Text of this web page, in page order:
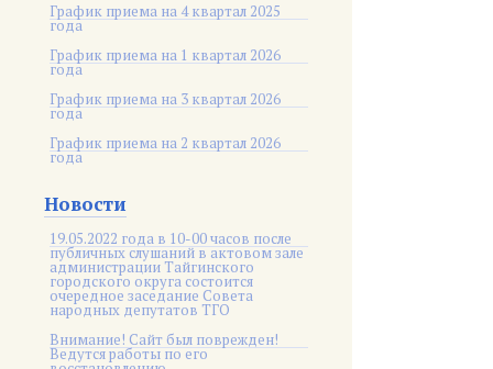
График приема на 4 квартал 2025
года
График приема на 1 квартал 2026
года
График приема на 3 квартал 2026
года
График приема на 2 квартал 2026
года
Новости
19.05.2022 года в 10-00 часов после
публичных слушаний в актовом зале
администрации Тайгинского
городского округа состоится
очередное заседание Совета
народных депутатов ТГО
Внимание! Сайт был поврежден!
Ведутся работы по его